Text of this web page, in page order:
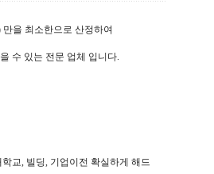
만을 최소한으로 산정하여
수 있는 전문 업체 입니다.
교, 빌딩, 기업이전 확실하게 해드